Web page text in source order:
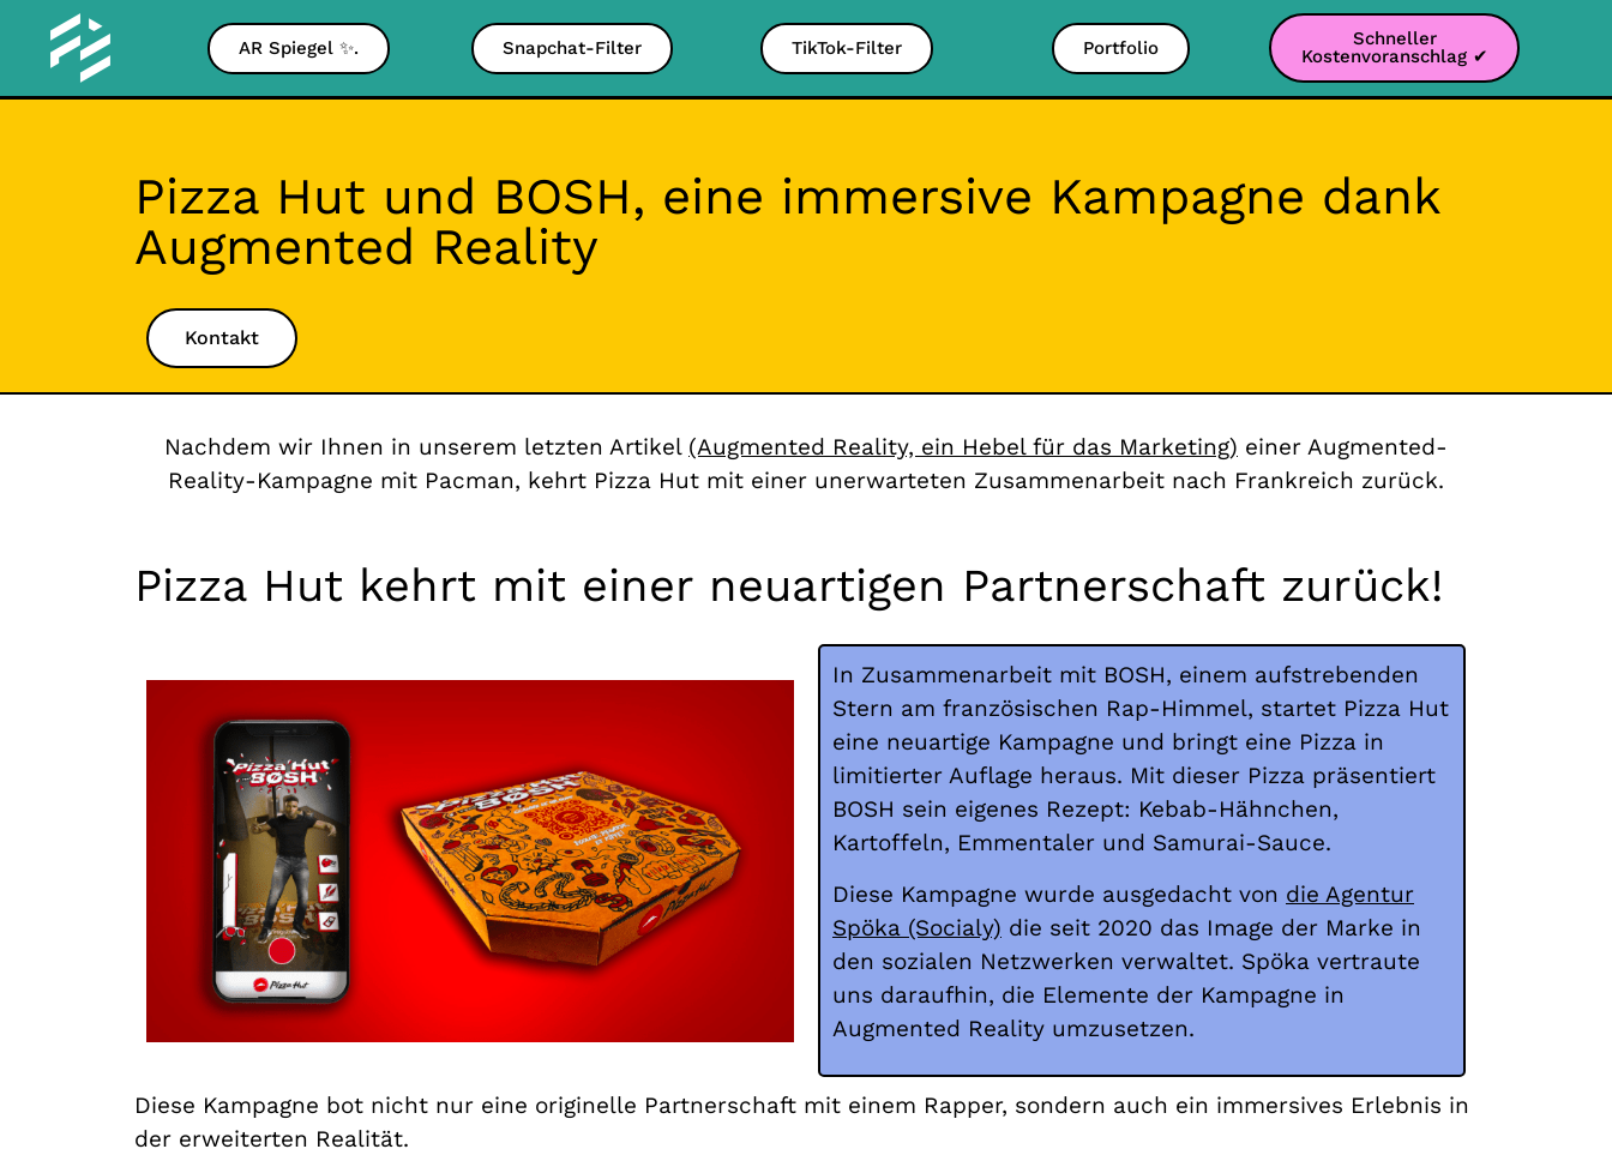
AR Spiegel ✨. Snapchat-Filter TikTok-Filter Portfolio
Schneller
Kostenvoranschlag ✔
Pizza Hut und BOSH, eine immersive Kampagne dank
Augmented Reality
Kontakt
Nachdem wir Ihnen in unserem letzten Artikel (Augmented Reality, ein Hebel für das Marketing) einer Augmented-
Reality-Kampagne mit Pacman, kehrt Pizza Hut mit einer unerwarteten Zusammenarbeit nach Frankreich zurück.
Pizza Hut kehrt mit einer neuartigen Partnerschaft zurück!
In Zusammenarbeit mit BOSH, einem aufstrebenden
Stern am französischen Rap-Himmel, startet Pizza Hut
eine neuartige Kampagne und bringt eine Pizza in
limitierter Auflage heraus. Mit dieser Pizza präsentiert
BOSH sein eigenes Rezept: Kebab-Hähnchen,
Kartoffeln, Emmentaler und Samurai-Sauce.
Diese Kampagne wurde ausgedacht von die Agentur
Spöka (Socialy) die seit 2020 das Image der Marke in
den sozialen Netzwerken verwaltet. Spöka vertraute
uns daraufhin, die Elemente der Kampagne in
Augmented Reality umzusetzen.
Diese Kampagne bot nicht nur eine originelle Partnerschaft mit einem Rapper, sondern auch ein immersives Erlebnis in
der erweiterten Realität.